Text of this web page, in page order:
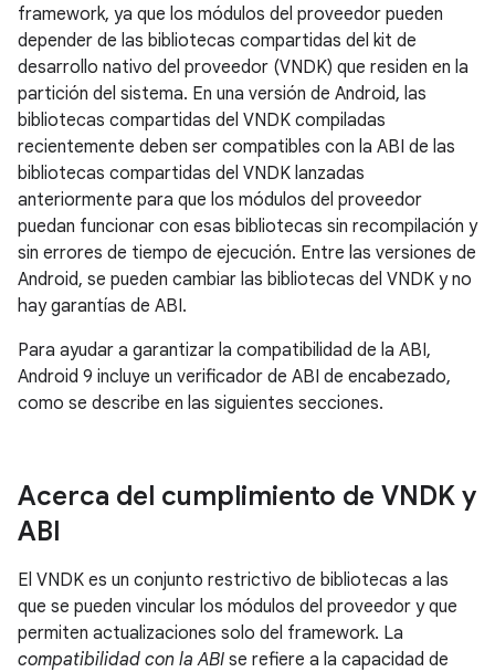
framework, ya que los módulos del proveedor pueden
depender de las bibliotecas compartidas del kit de
desarrollo nativo del proveedor (VNDK) que residen en la
partición del sistema. En una versión de Android, las
bibliotecas compartidas del VNDK compiladas
recientemente deben ser compatibles con la ABI de las
bibliotecas compartidas del VNDK lanzadas
anteriormente para que los módulos del proveedor
puedan funcionar con esas bibliotecas sin recompilación y
sin errores de tiempo de ejecución. Entre las versiones de
Android, se pueden cambiar las bibliotecas del VNDK y no
hay garantías de ABI.
Para ayudar a garantizar la compatibilidad de la ABI,
Android 9 incluye un verificador de ABI de encabezado,
como se describe en las siguientes secciones.
Acerca del cumplimiento de VNDK y
ABI
El VNDK es un conjunto restrictivo de bibliotecas a las
que se pueden vincular los módulos del proveedor y que
permiten actualizaciones solo del framework. La
compatibilidad con la ABI se refiere a la capacidad de